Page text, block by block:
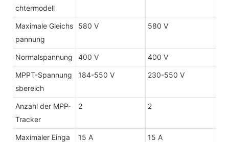
chtermodell
Maximale Gleichs
pannung
580 V 580 V
Normalspannung 400 V 400 V
MPPT-Spannung
sbereich
184-550 V 230-550 V
Anzahl der MPP-
Tracker
2 2
Maximaler Einga
15 A 15 A